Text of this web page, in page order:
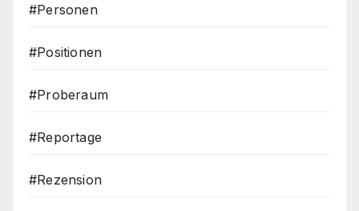
#Personen
#Positionen
#Proberaum
#Reportage
#Rezension